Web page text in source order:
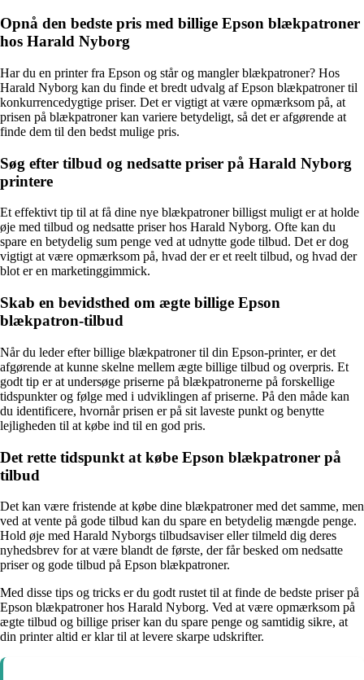
Opnå den bedste pris med billige Epson blækpatroner
hos Harald Nyborg
Har du en printer fra Epson og står og mangler blækpatroner? Hos
Harald Nyborg kan du finde et bredt udvalg af Epson blækpatroner til
konkurrencedygtige priser. Det er vigtigt at være opmærksom på, at
prisen på blækpatroner kan variere betydeligt, så det er afgørende at
finde dem til den bedst mulige pris.
Søg efter tilbud og nedsatte priser på Harald Nyborg
printere
Et effektivt tip til at få dine nye blækpatroner billigst muligt er at holde
øje med tilbud og nedsatte priser hos Harald Nyborg. Ofte kan du
spare en betydelig sum penge ved at udnytte gode tilbud. Det er dog
vigtigt at være opmærksom på, hvad der er et reelt tilbud, og hvad der
blot er en marketinggimmick.
Skab en bevidsthed om ægte billige Epson
blækpatron-tilbud
Når du leder efter billige blækpatroner til din Epson-printer, er det
afgørende at kunne skelne mellem ægte billige tilbud og overpris. Et
godt tip er at undersøge priserne på blækpatronerne på forskellige
tidspunkter og følge med i udviklingen af priserne. På den måde kan
du identificere, hvornår prisen er på sit laveste punkt og benytte
lejligheden til at købe ind til en god pris.
Det rette tidspunkt at købe Epson blækpatroner på
tilbud
Det kan være fristende at købe dine blækpatroner med det samme, men
ved at vente på gode tilbud kan du spare en betydelig mængde penge.
Hold øje med Harald Nyborgs tilbudsaviser eller tilmeld dig deres
nyhedsbrev for at være blandt de første, der får besked om nedsatte
priser og gode tilbud på Epson blækpatroner.
Med disse tips og tricks er du godt rustet til at finde de bedste priser på
Epson blækpatroner hos Harald Nyborg. Ved at være opmærksom på
ægte tilbud og billige priser kan du spare penge og samtidig sikre, at
din printer altid er klar til at levere skarpe udskrifter.